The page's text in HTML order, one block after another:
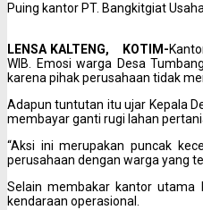
Puing kantor PT. Bangkitgiat
LENSA KALTENG, KOTIM-
WIB. Emosi warga Desa
karena pihak perusahaan tidak
Adapun tuntutan itu ujar Kepala
membayar ganti rugi lahan
“Aksi ini merupakan puncak
perusahaan dengan warga yang
Selain membakar kantor utama
kendaraan operasional.